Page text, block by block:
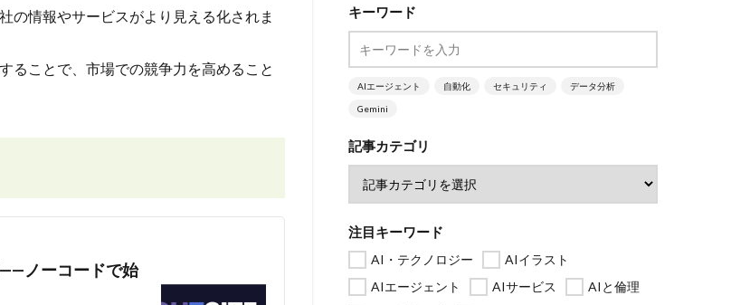
の情報やサービスがより見える化されま
ることで、市場での競争力を高めること
ノーコードで始
キーワード
AIエージェント 自動化 セキュリティ データ分析
Gemini
記事カテゴリ
注目キーワード
AI・テクノロジー
AIイラスト
AIエージェント
AIサービス
AIと倫理